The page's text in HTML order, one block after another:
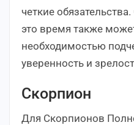
четкие
это время также
необходимостью
уверенность и
Скорпион
Для Скорпионов